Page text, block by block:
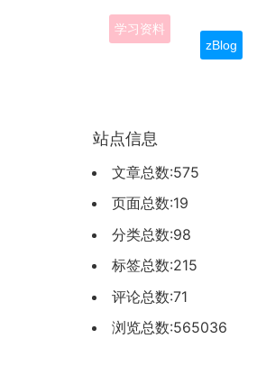
站点信息
文章总数:575
页面总数:19
分类总数:98
标签总数:215
评论总数:71
浏览总数:565036